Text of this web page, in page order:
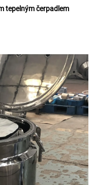
tepelným čerpadlem